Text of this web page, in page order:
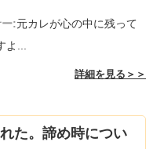
:元カレが心の中に残って
よ...
詳細を見る＞＞
た。諦め時につい